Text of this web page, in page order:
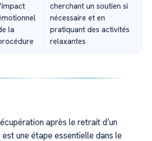
la
cherchant un soutien si
nécessaire et en
pratiquant des activités
relaxantes
après le retrait d’un
une étape essentielle dans le